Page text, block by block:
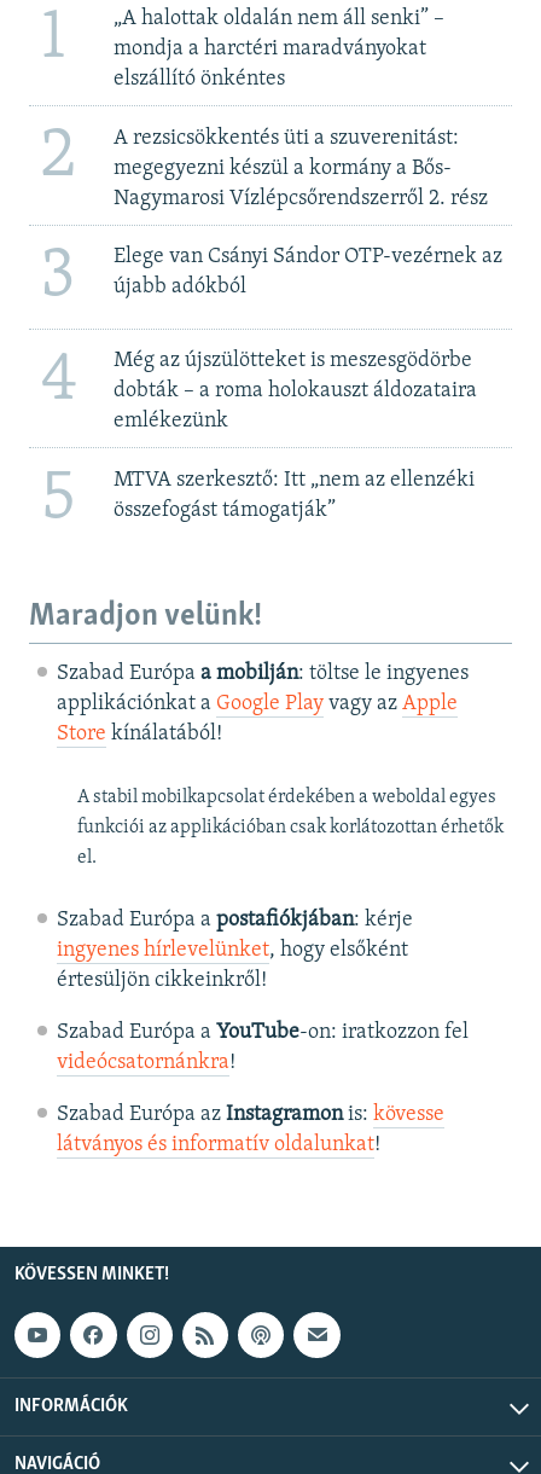
1
„A halottak oldalán nem áll senki” –
mondja a harctéri maradványokat
elszállító önkéntes
2
A rezsicsökkentés üti a szuverenitást:
megegyezni készül a kormány a Bős-
Nagymarosi Vízlépcsőrendszerről 2. rész
3
Elege van Csányi Sándor OTP-vezérnek az
újabb adókból
4
Még az újszülötteket is meszesgödörbe
dobták – a roma holokauszt áldozataira
emlékezünk
5
MTVA szerkesztő: Itt „nem az ellenzéki
összefogást támogatják”
Maradjon velünk!
Szabad Európa a mobilján: töltse le ingyenes
applikációnkat a Google Playvagy az Apple
Store kínálatából!
A stabil mobilkapcsolat érdekében a weboldal egyes
funkciói az applikációban csak korlátozottan érhetők
el.
Szabad Európa a postafiókjában: kérje
ingyenes hírlevelünket, hogy elsőként
értesüljön cikkeinkről!
Szabad Európa a YouTube-on: iratkozzon fel
videócsatornánkra!
Szabad Európa az Instagramonis: kövesse
látványos és informatív oldalunkat! ​
KÖVESSEN MINKET!
INFORMÁCIÓK
NAVIGÁCIÓ